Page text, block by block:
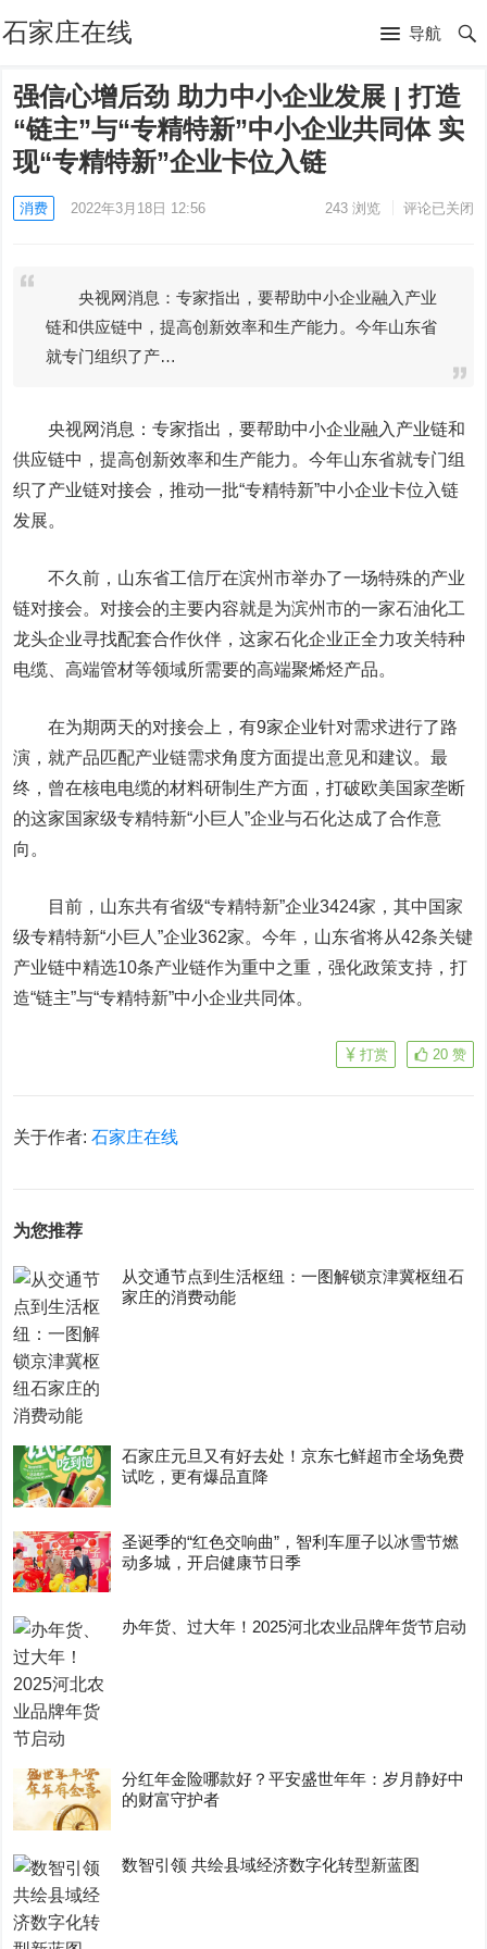
石家庄在线 导航
强信心增后劲 助力中小企业发展 | 打造
“链主”与“专精特新”中小企业共同体 实
现“专精特新”企业卡位入链
消费 2022年3月18日 12:56 243浏览 评论已关闭
央视网消息：专家指出，要帮助中小企业融入产业
链和供应链中，提高创新效率和生产能力。今年山东省
就专门组织了产…
央视网消息：专家指出，要帮助中小企业融入产业链和
供应链中，提高创新效率和生产能力。今年山东省就专门组
织了产业链对接会，推动一批“专精特新”中小企业卡位入链
发展。
不久前，山东省工信厅在滨州市举办了一场特殊的产业
链对接会。对接会的主要内容就是为滨州市的一家石油化工
龙头企业寻找配套合作伙伴，这家石化企业正全力攻关特种
电缆、高端管材等领域所需要的高端聚烯烃产品。
在为期两天的对接会上，有9家企业针对需求进行了路
演，就产品匹配产业链需求角度方面提出意见和建议。最
终，曾在核电电缆的材料研制生产方面，打破欧美国家垄断
的这家国家级专精特新“小巨人”企业与石化达成了合作意
向。
目前，山东共有省级“专精特新”企业3424家，其中国家
级专精特新“小巨人”企业362家。今年，山东省将从42条关键
产业链中精选10条产业链作为重中之重，强化政策支持，打
造“链主”与“专精特新”中小企业共同体。
20 赞
打赏
关于作者:石家庄在线
为您推荐
从交通节点到生活枢纽：一图解锁京津冀枢纽石
家庄的消费动能
石家庄元旦又有好去处！京东七鲜超市全场免费
试吃，更有爆品直降
圣诞季的“红色交响曲”，智利车厘子以冰雪节燃
动多城，开启健康节日季
办年货、过大年！2025河北农业品牌年货节启动
分红年金险哪款好？平安盛世年年：岁月静好中
的财富守护者
数智引领 共绘县域经济数字化转型新蓝图